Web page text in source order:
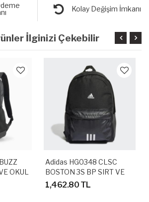
Kolay Değişim İmkanı
İlginizi Çekebilir
OKUL
Adidas HG0348 CLSC
BOSTON 3S BP SIRT VE
OKUL ÇANTASI
1,462.80 TL